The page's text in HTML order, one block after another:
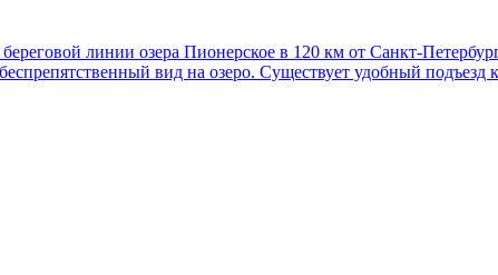
линии озера Пионерское в 120 км от Санкт-
вид на озеро. Существует удобный подъезд